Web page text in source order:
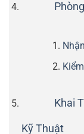
Khai
Kỹ Thuật